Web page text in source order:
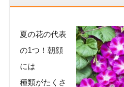
夏の花の代表
の1つ！朝顔
には
種類がたくさ